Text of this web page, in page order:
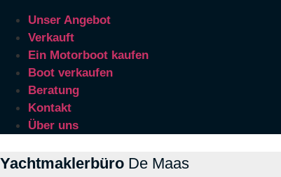
Unser Angebot
Verkauft
Ein Motorboot kaufen
Boot verkaufen
Beratung
Kontakt
Über uns
Yachtmaklerbüro De Maas